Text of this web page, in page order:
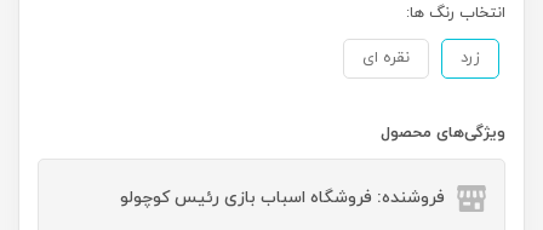
انتخاب رنگ ها:
زرد نقره ای
ویژگی‌های محصول
فروشنده: فروشگاه اسباب بازی رئیس کوچولو